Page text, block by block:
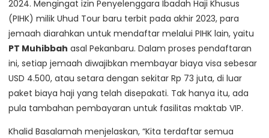
2024. Mengingat izin Penyelenggara Ibadah Haji Khusus
(PIHK) milik Uhud Tour baru terbit pada akhir 2023, para
jemaah diarahkan untuk mendaftar melalui PIHK lain, yaitu
PT Muhibbah asal Pekanbaru. Dalam proses pendaftaran
ini, setiap jemaah diwajibkan membayar biaya visa sebesar
USD 4.500, atau setara dengan sekitar Rp 73 juta, di luar
paket biaya haji yang telah disepakati. Tak hanya itu, ada
pula tambahan pembayaran untuk fasilitas maktab VIP.
Khalid Basalamah menjelaskan, “Kita terdaftar semua